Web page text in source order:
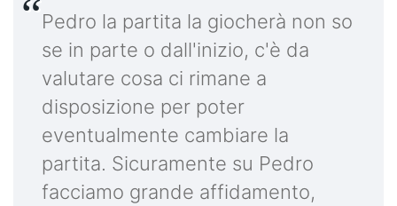
Pedro la partita la giocherà non so
se in parte o dall'inizio, c'è da
valutare cosa ci rimane a
disposizione per poter
eventualmente cambiare la
partita. Sicuramente su Pedro
facciamo grande affidamento,